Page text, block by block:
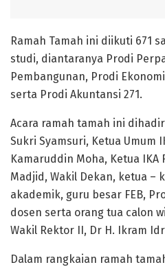
Ramah Tamah ini diikuti 671
studi, diantaranya Prodi
Pembangunan, Prodi
serta Prodi Akuntansi 271.
Acara ramah tamah ini
Sukri Syamsuri, Ketua Umum
Kamaruddin Moha, Ketua IKA
Madjid, Wakil Dekan, ketua –
akademik, guru besar FEB,
dosen serta orang tua calon
Wakil Rektor II, Dr H. Ikram
Dalam rangkaian ramah